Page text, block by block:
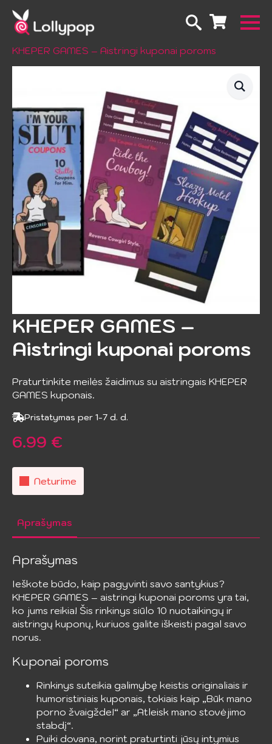
Pradžia Žaidimai
KHEPER GAMES – Aistringi kuponai poroms
KHEPER GAMES –
Aistringi kuponai poroms
Praturtinkite meilės žaidimus su aistringais KHEPER
GAMES kuponais.
Pristatymas per 1-7 d. d.
6.99 €
Neturime
Aprašymas
Aprašymas
Ieškote būdo, kaip pagyvinti savo santykius?
KHEPER GAMES – aistringi kuponai poroms yra tai,
ko jums reikia! Šis rinkinys siūlo 10 nuotaikingų ir
aistringų kuponų, kuriuos galite iškeisti pagal savo
norus.
Kuponai poroms
Rinkinys suteikia galimybę keistis originaliais ir
humoristiniais kuponais, tokiais kaip „Būk mano
porno žvaigžde!“ ar „Atleisk mano stovėjimo
stabdį“.
Puiki dovana, norint praturtinti jūsų intymius